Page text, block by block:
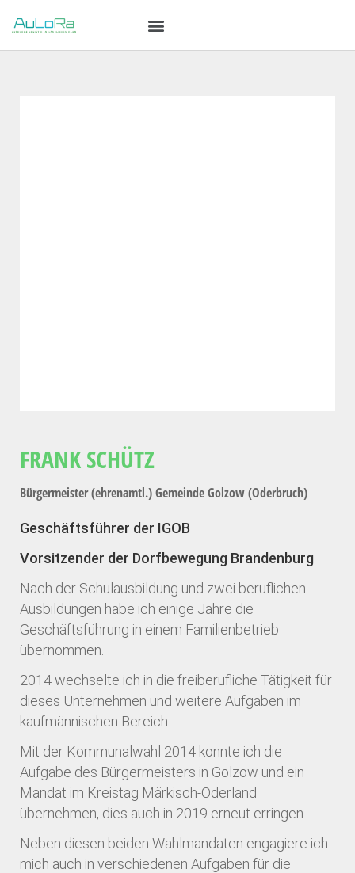
FRANK SCHÜTZ
Bürgermeister (ehrenamtl.) Gemeinde Golzow (Oderbruch)
Geschäftsführer der IGOB
Vorsitzender der Dorfbewegung Brandenburg
Nach der Schulausbildung und zwei beruflichen
Ausbildungen habe ich einige Jahre die
Geschäftsführung in einem Familienbetrieb
übernommen.
2014 wechselte ich in die freiberufliche Tätigkeit für
dieses Unternehmen und weitere Aufgaben im
kaufmännischen Bereich.
Mit der Kommunalwahl 2014 konnte ich die
Aufgabe des Bürgermeisters in Golzow und ein
Mandat im Kreistag Märkisch-Oderland
übernehmen, dies auch in 2019 erneut erringen.
Neben diesen beiden Wahlmandaten engagiere ich
mich auch in verschiedenen Aufgaben für die